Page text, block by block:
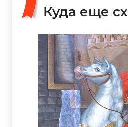
Куда еще